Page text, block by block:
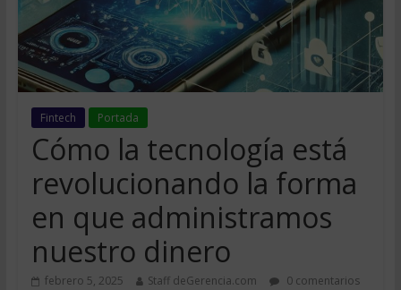
Fintech Portada
Cómo la tecnología está
revolucionando la forma
en que administramos
nuestro dinero
febrero 5, 2025 Staff deGerencia.com 0 comentarios